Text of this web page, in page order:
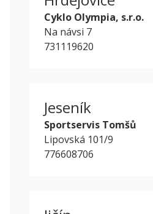
Cyklo Olympia, s.r.o.
Na návsi 7
731119620
Jeseník
Sportservis Tomšů
Lipovská 101/9
776608706